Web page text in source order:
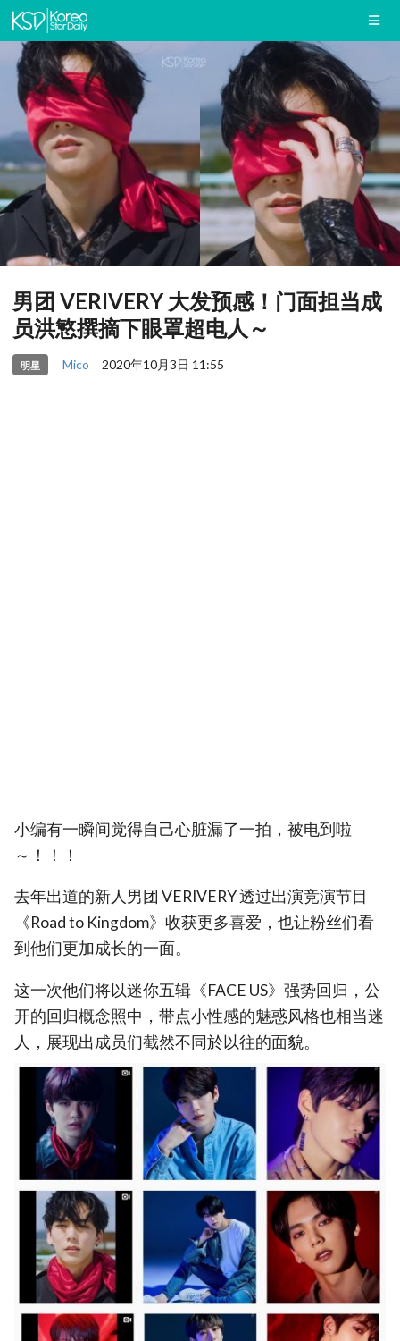
男团 VERIVERY 大发预感！门面担当成
员洪慜撰摘下眼罩超电人～
明星 Mico 2020年10月3日 11:55
小编有一瞬间觉得自己心脏漏了一拍，被电到啦
～！！！
去年出道的新人男团 VERIVERY 透过出演竞演节目
《Road to Kingdom》收获更多喜爱，也让粉丝们看
到他们更加成长的一面。
这一次他们将以迷你五辑《FACE US》强势回归，公
开的回归概念照中，带点小性感的魅惑风格也相当迷
人，展现出成员们截然不同於以往的面貌。